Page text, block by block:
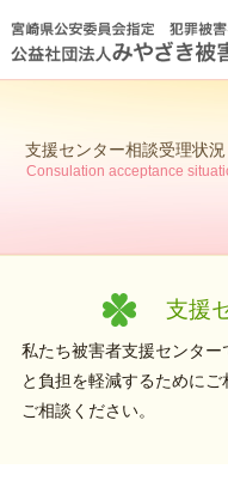
支援センター相談受理状況
Consulation acceptance
支援
私たち被害者支援センタ
と負担を軽減するために
ご相談ください。